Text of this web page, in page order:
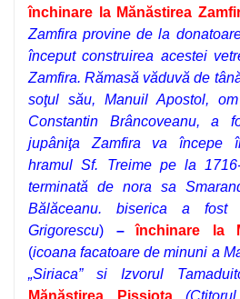
închinare la Mănăstirea
Zamfira provine de la
început construirea acestei
Zamfira. Rămasă văduvă de
soţul său, Manuil Apostol,
Constantin Brâncoveanu, a
jupâniţa Zamfira va începe
hramul Sf. Treime pe la
terminată de nora sa
Bălăceanu. biserica a fost
Grigorescu) –
închinare la
(icoana facatoare de minuni a
„Siriaca” si Izvorul
Mănăstirea Pissiota (